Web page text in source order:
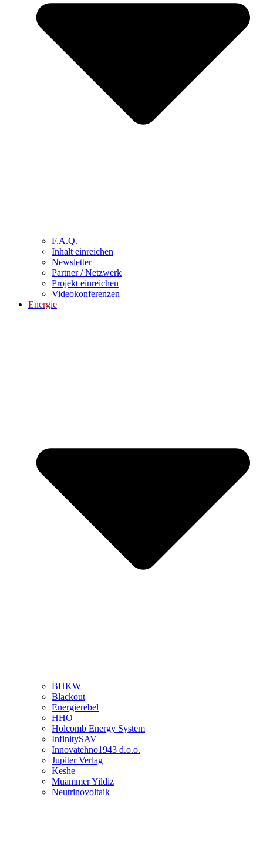
F.A.Q.
Inhalt einreichen
Newsletter
Partner / Netzwerk
Projekt einreichen
Videokonferenzen
Energie
BHKW
Blackout
Energierebel
HHO
Holcomb Energy System
InfinitySAV
Innovatehno1943 d.o.o.
Jupiter Verlag
Keshe
Muammer Yildiz
Neutrinovoltaik